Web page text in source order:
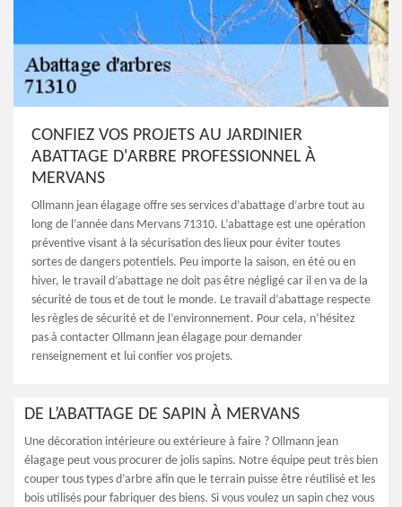
CONFIEZ VOS PROJETS AU JARDINIER
ABATTAGE D'ARBRE PROFESSIONNEL À
MERVANS
Ollmann jean élagage offre ses services d’abattage d’arbre tout au
long de l’année dans Mervans 71310. L’abattage est une opération
préventive visant à la sécurisation des lieux pour éviter toutes
sortes de dangers potentiels. Peu importe la saison, en été ou en
hiver, le travail d’abattage ne doit pas être négligé car il en va de la
sécurité de tous et de tout le monde. Le travail d’abattage respecte
les règles de sécurité et de l’environnement. Pour cela, n’hésitez
pas à contacter Ollmann jean élagage pour demander
renseignement et lui confier vos projets.
DE L’ABATTAGE DE SAPIN À MERVANS
Une décoration intérieure ou extérieure à faire ? Ollmann jean
élagage peut vous procurer de jolis sapins. Notre équipe peut très bien
couper tous types d’arbre afin que le terrain puisse être réutilisé et les
bois utilisés pour fabriquer des biens. Si vous voulez un sapin chez vous